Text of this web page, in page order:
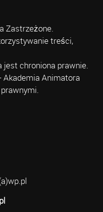
Zastrzeżone.
treści,
jest chroniona prawnie.
Akademia Animatora